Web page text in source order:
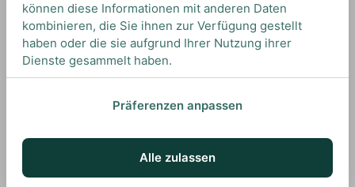
HOW TO DRINK
Wir empfehlen diesen Champagner gut gekühlt
können diese Informationen mit anderen Daten
kombinieren, die Sie ihnen zur Verfügung gestellt
haben oder die sie aufgrund Ihrer Nutzung ihrer
Dienste gesammelt haben.
Präferenzen anpassen
Alle zulassen